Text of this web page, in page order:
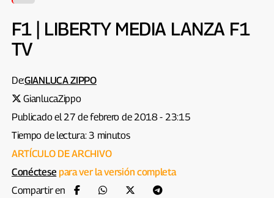
F1 | LIBERTY MEDIA LANZA F1
TV
De:GIANLUCA ZIPPO
GianlucaZippo
Publicado el 27 de febrero de 2018 - 23:15
Tiempo de lectura: 3 minutos
ARTÍCULO DE ARCHIVO
Conéctese para ver la versión completa
Compartir en